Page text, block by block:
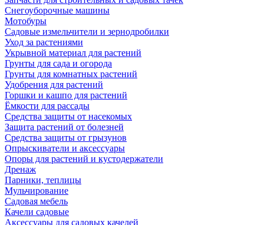
Снегоуборочные машины
Мотобуры
Садовые измельчители и зернодробилки
Уход за растениями
Укрывной материал для растений
Грунты для сада и огорода
Грунты для комнатных растений
Удобрения для растений
Горшки и кашпо для растений
Ёмкости для рассады
Средства защиты от насекомых
Защита растений от болезней
Средства защиты от грызунов
Опрыскиватели и аксессуары
Опоры для растений и кустодержатели
Дренаж
Парники, теплицы
Мульчирование
Садовая мебель
Качели садовые
Аксессуары для садовых качелей